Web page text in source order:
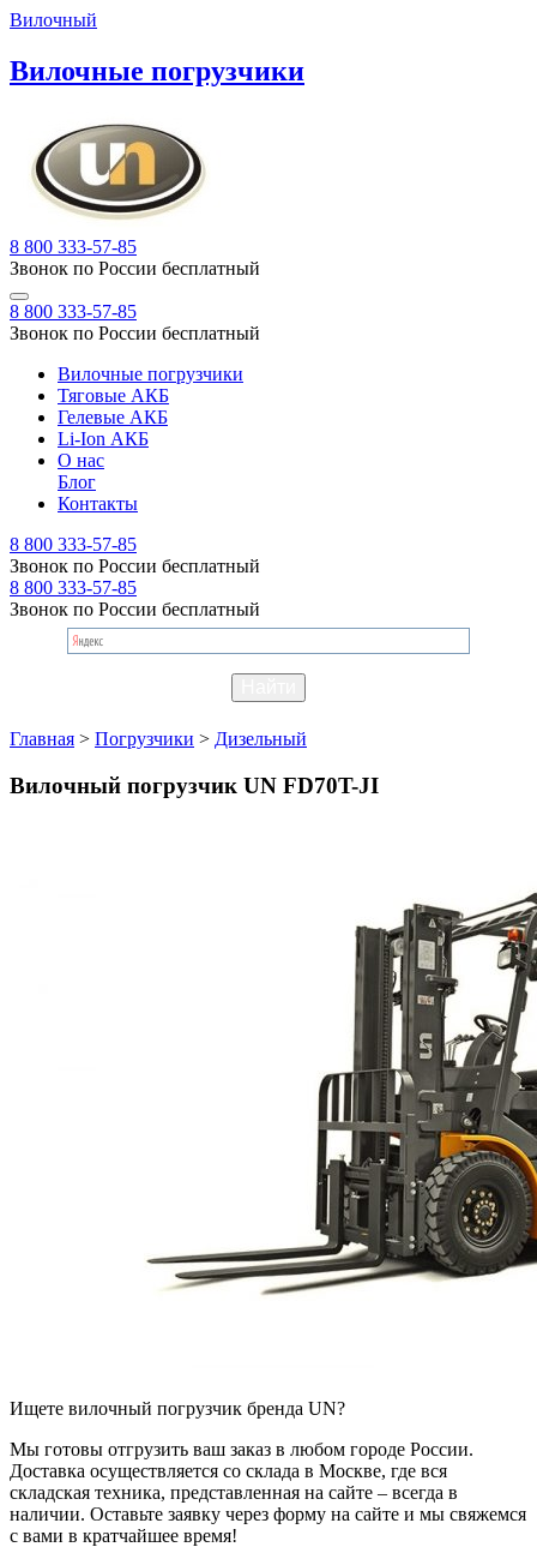
Вилочный
Вилочные погрузчики
8 800 333-57-85
Звонок по России бесплатный
8 800 333-57-85
Звонок по России бесплатный
Вилочные погрузчики
Тяговые АКБ
Гелевые АКБ
Li-Ion АКБ
О нас
Блог
Контакты
8 800 333-57-85
Звонок по России бесплатный
8 800 333-57-85
Звонок по России бесплатный
Главная > Погрузчики > Дизельный
Вилочный погрузчик UN FD70T-JI
Ищете вилочный погрузчик бренда UN?
Мы готовы отгрузить ваш заказ в любом городе России.
Доставка осуществляется со склада в Москве, где вся
складская техника, представленная на сайте – всегда в
наличии. Оставьте заявку через форму на сайте и мы свяжемся
с вами в кратчайшее время!